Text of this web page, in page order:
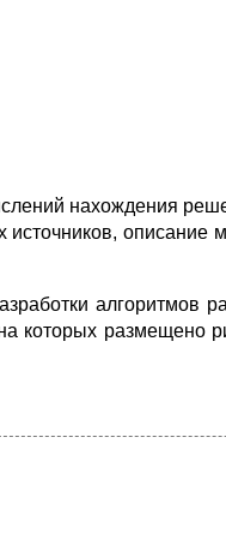
нахождения
описание
алгоритмов
которых размещено